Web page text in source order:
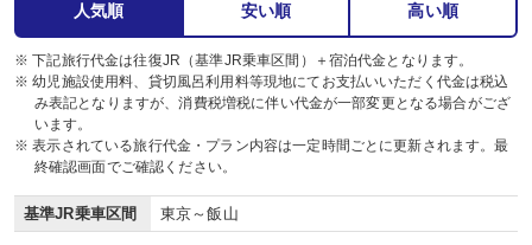
人気順 安い順 高い順
※ 下記旅行代金は往復JR（基準JR乗車区間）＋宿泊代金となります。
※ 幼児施設使用料、貸切風呂利用料等現地にてお支払いいただく代金は税込
み表記となりますが、消費税増税に伴い代金が一部変更となる場合がござ
います。
※ 表示されている旅行代金・プラン内容は一定時間ごとに更新されます。最
終確認画面でご確認ください。
基準JR乗車区間 東京～飯山